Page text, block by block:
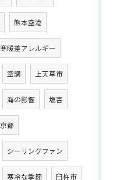
熊本空港
寒暖差アレルギー
空調 上天草市
海の影響 塩害
都
シーリングファン
寒冷な季節 臼杵市